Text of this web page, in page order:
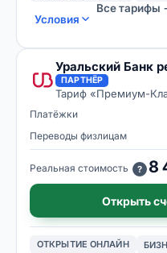
Условия
Все тарифы
Уральский Банк
ПАРТНЁР
Тариф «Премиум-
Платёжки
Переводы физлицам
Реальная стоимость ? 8
Открыть
ОТКРЫТИЕ ОНЛАЙН